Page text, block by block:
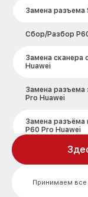
Замена разъема
Сбор/Разбор
Замена сканера
Huawei
Замена разъема
Pro Huawei
Замена разъёма
P60 Pro Huawei
Замена
Замена NFC
Принимаем